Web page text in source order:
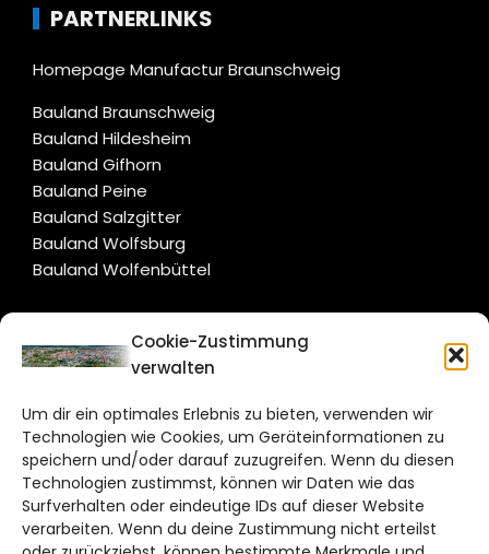
Cookie-Zustimmung
verwalten
Um dir ein optimales Erlebnis zu bieten, verwenden wir
Technologien wie Cookies, um Geräteinformationen zu
speichern und/oder darauf zuzugreifen. Wenn du diesen
Technologien zustimmst, können wir Daten wie das
Surfverhalten oder eindeutige IDs auf dieser Website
verarbeiten. Wenn du deine Zustimmung nicht erteilst
PARTNERLINKS
Homepage Manufactur Braunschweig
Bauland Braunschweig
Bauland Hildesheim
Bauland Gifhorn
Bauland Peine
Bauland Salzgitter
Bauland Wolfsburg
Bauland Wolfenbüttel
CITYLIFE!
Bruchtorwall 12
38100 Braunschweig
Telefon: 0531 387220 – 65